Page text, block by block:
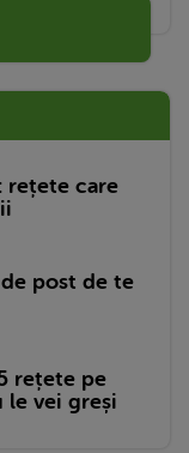
rețete care
post de te
rețete pe
le vei greși